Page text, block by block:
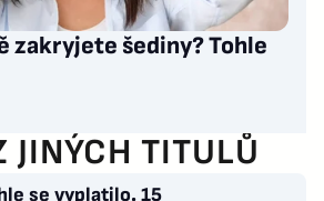
zakryjete šediny? Tohle
JINÝCH TITULŮ
se vyplatilo. 15